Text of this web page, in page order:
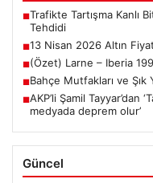
■Trafikte Tartışma Kanlı
Tehdidi
■13 Nisan 2026 Altın
■(Özet) Larne – Iberia
■Bahçe Mutfakları ve Şık
■AKP’li Şamil Tayyar’dan
medyada deprem olur’
Güncel